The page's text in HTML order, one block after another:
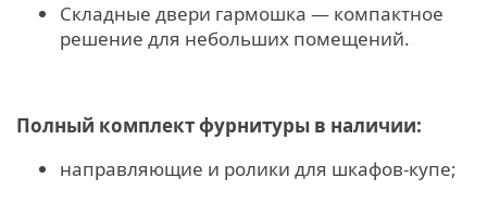
Складные двери гармошка — компактное
решение для небольших помещений.
Полный комплект фурнитуры в наличии:
направляющие и ролики для шкафов‑купе;